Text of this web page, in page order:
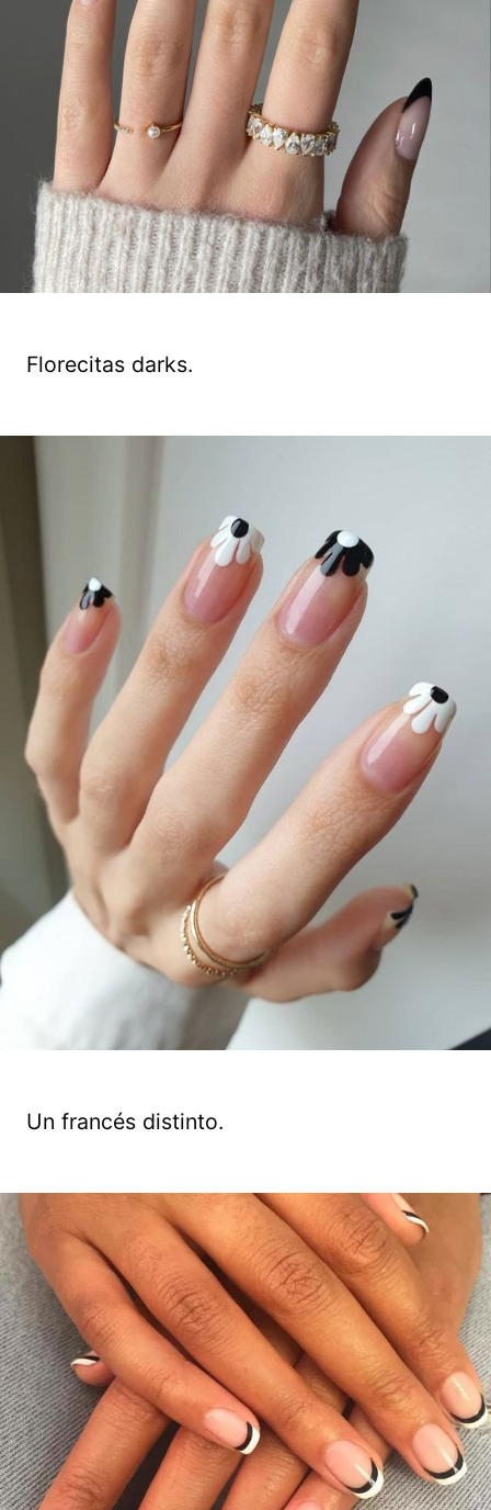
Florecitas darks.
Un francés distinto.